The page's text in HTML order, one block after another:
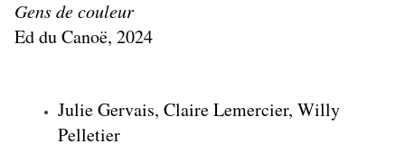
Gens de couleur
Ed du Canoë, 2024
Julie Gervais, Claire Lemercier, Willy
Pelletier